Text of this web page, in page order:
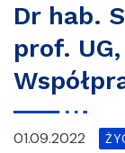
Dr hab.
prof.
01.09.2022